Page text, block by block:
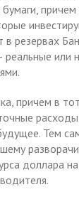
причем
в резервах
реальные или
причем в
Тем
доллара